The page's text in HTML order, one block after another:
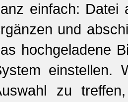
einfach: Datei
und
hochgeladene
einstellen.
zu